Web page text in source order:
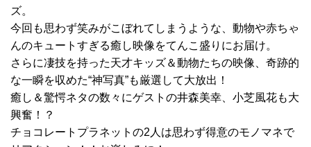
ズ。
今回も思わず笑みがこぼれてしまうような、動物や赤ちゃ
んのキュートすぎる癒し映像をてんこ盛りにお届け。
さらに凄技を持った天才キッズ＆動物たちの映像、奇跡的
な一瞬を収めた“神写真”も厳選して大放出！
癒し＆驚愕ネタの数々にゲストの井森美幸、小芝風花も大
興奮！？
チョコレートプラネットの2人は思わず得意のモノマネで